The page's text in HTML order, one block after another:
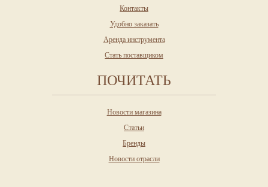
Контакты
Удобно заказать
Аренда инструмента
Стать поставщиком
ПОЧИТАТЬ
Новости магазина
Статьи
Бренды
Новости отрасли